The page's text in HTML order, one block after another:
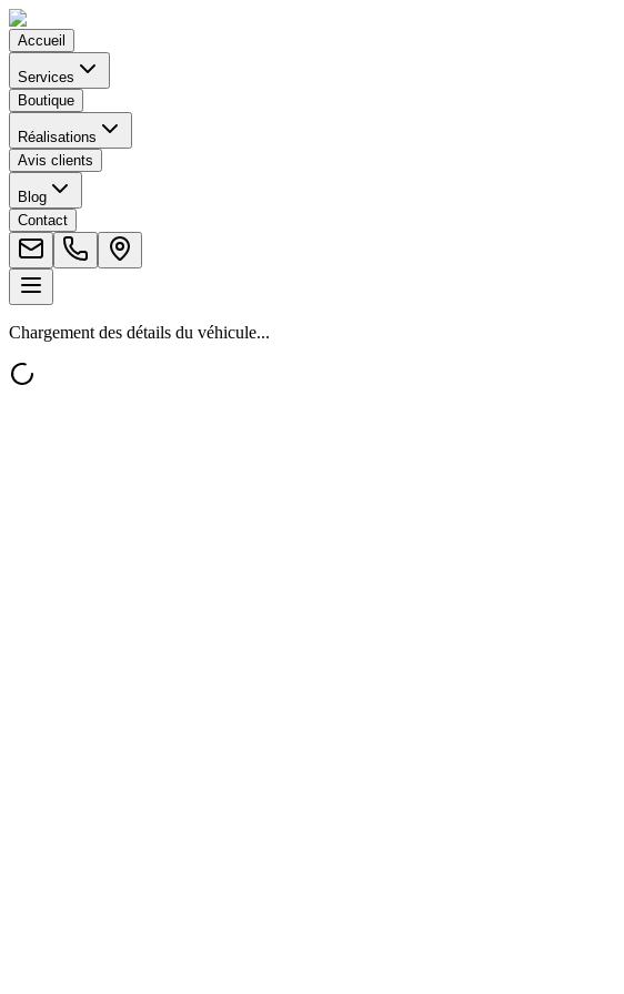
Accueil
Services
Boutique
Réalisations
Avis clients
Blog
Contact
Chargement des détails du véhicule...